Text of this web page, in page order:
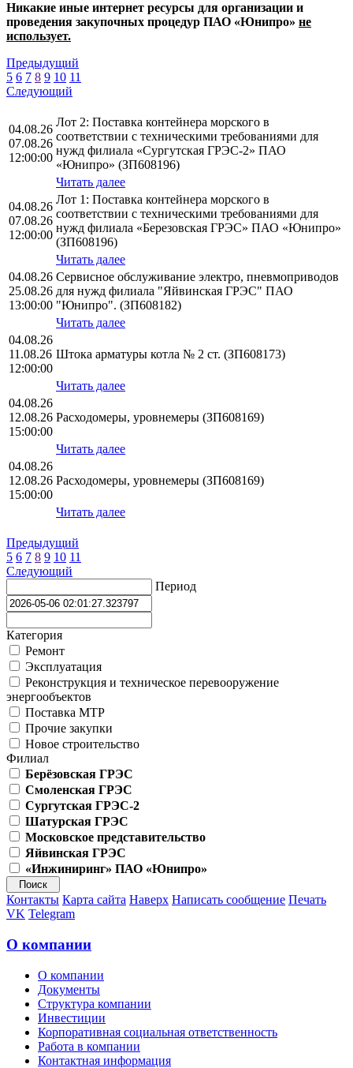
Никакие иные интернет ресурсы для организации и
проведения закупочных процедур ПАО «Юнипро» не
использует.
Предыдущий
5 6 7 8 9 10 11
Следующий
04.08.26
07.08.26
12:00:00
Лот 2: Поставка контейнера морского в
соответствии с техническими требованиями для
нужд филиала «Сургутская ГРЭС-2» ПАО
«Юнипро» (ЗП608196)
Читать далее
04.08.26
07.08.26
12:00:00
Лот 1: Поставка контейнера морского в
соответствии с техническими требованиями для
нужд филиала «Березовская ГРЭС» ПАО «Юнипро»
(ЗП608196)
Читать далее
04.08.26
25.08.26
13:00:00
Сервисное обслуживание электро, пневмоприводов
для нужд филиала "Яйвинская ГРЭС" ПАО
"Юнипро". (ЗП608182)
Читать далее
04.08.26
11.08.26
12:00:00
Штока арматуры котла № 2 ст. (ЗП608173)
Читать далее
04.08.26
12.08.26
15:00:00
Расходомеры, уровнемеры (ЗП608169)
Читать далее
04.08.26
12.08.26
15:00:00
Расходомеры, уровнемеры (ЗП608169)
Читать далее
Предыдущий
5 6 7 8 9 10 11
Следующий
Период
Категория
Ремонт
Эксплуатация
Реконструкция и техническое перевооружение
энергообъектов
Поставка МТР
Прочие закупки
Новое строительство
Филиал
Берёзовская ГРЭС
Смоленская ГРЭС
Сургутская ГРЭС-2
Шатурская ГРЭС
Московское представительство
Яйвинская ГРЭС
«Инжиниринг» ПАО «Юнипро»
Контакты Карта сайта Наверх Написать сообщение Печать
VK Telegram
О компании
О компании
Документы
Структура компании
Инвестиции
Корпоративная социальная ответственность
Работа в компании
Контактная информация